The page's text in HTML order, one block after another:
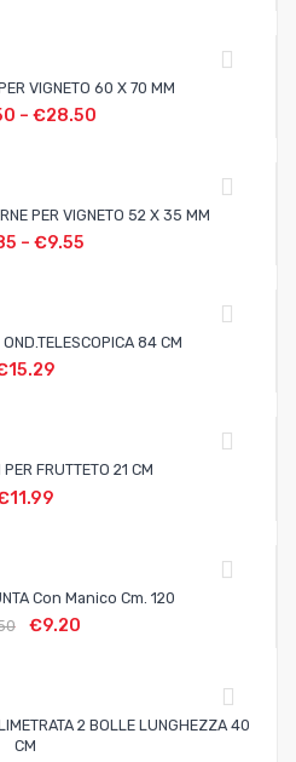
VIGNETO 60 X 70 MM
– €28.50
PER VIGNETO 52 X 35 MM
– €9.55
84 CM
15.29
FRUTTETO 21 CM
11.99
Con Manico Cm. 120
€9.20
2 BOLLE LUNGHEZZA 40
CM